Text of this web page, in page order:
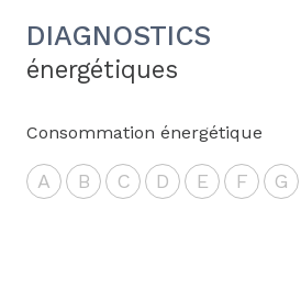
DIAGNOSTICS
énergétiques
Consommation énergétique
A B C D E F G